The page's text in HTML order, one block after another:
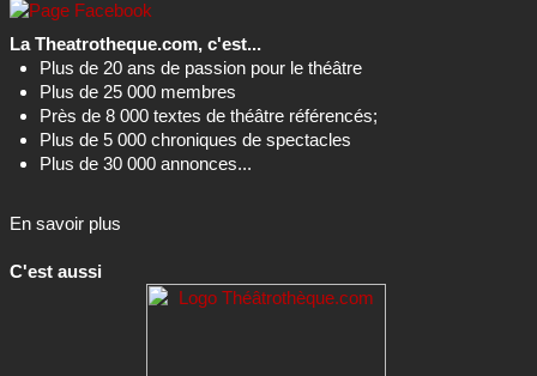
La Theatrotheque.com, c'est...
Plus de 20 ans de passion pour le théâtre
Plus de 25 000 membres
Près de 8 000 textes de théâtre référencés;
Plus de 5 000 chroniques de spectacles
Plus de 30 000 annonces...
En savoir plus
C'est aussi